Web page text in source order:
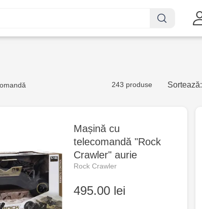
243 produse Sortează:
Mașină cu
telecomandă "Rock
Crawler" aurie
Rock Crawler
495.00 lei